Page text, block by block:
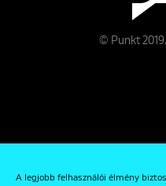
A legjobb felhasználói élmény
© Punkt